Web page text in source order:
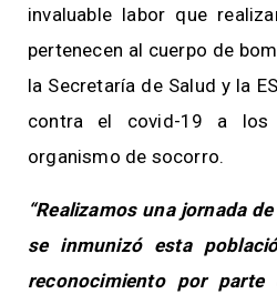
invaluable labor que
pertenecen al cuerpo de
la Secretaría de Salud y la
contra el covid-19 a los
organismo de socorro.
“Realizamos una jornada
se inmunizó esta
reconocimiento por parte